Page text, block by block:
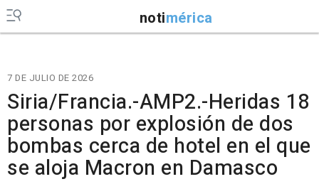
notimérica
7 DE JULIO DE 2026
Siria/Francia.-AMP2.-Heridas 18
personas por explosión de dos
bombas cerca de hotel en el que
se aloja Macron en Damasco